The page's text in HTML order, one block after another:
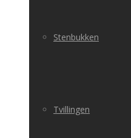
Stenbukken
Tvillingen